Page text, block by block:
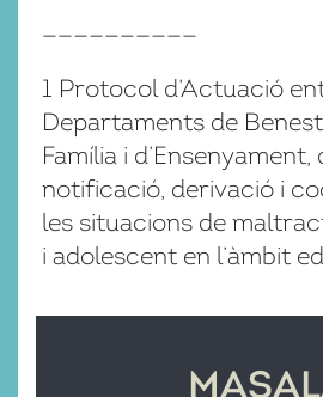
——————————
1 Protocol d’Actuació
Departaments de
Família i
notificació, derivació i
les situacions de
i adolescent en l’àmbit